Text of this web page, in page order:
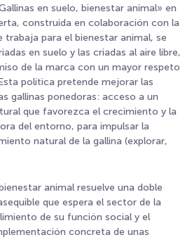
en suelo, bienestar animal» en
construida en colaboración con la
trabaja para el bienestar animal, se
en suelo y las criadas al aire libre,
de la marca con un mayor respeto
política pretende mejorar las
gallinas ponedoras: acceso a un
que favorezca el crecimiento y la
del entorno, para impulsar la
natural de la gallina (explorar,
animal resuelve una doble
que espera el sector de la
de su función social y el
concreta de unas